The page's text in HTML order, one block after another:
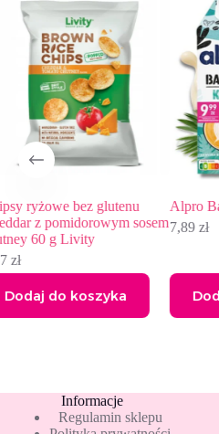
Alpro Barista Kokos 750ml
7,89zł
Dodaj do koszyka
Informacje
Regulamin sklepu